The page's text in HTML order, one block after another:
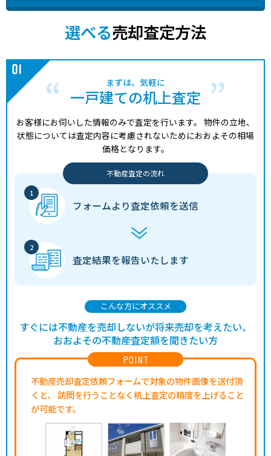
選べる売却査定方法
まずは、気軽に
一戸建ての机上査定
お客様にお伺いした情報のみで査定を行います。 物件の立地、
状態については査定内容に考慮されないためにおおよその相場
価格となります。
不動産査定の流れ
フォームより査定依頼を送信
査定結果を報告いたします
POINT
不動産売却査定依頼フォームで対象の物件画像を送付頂
くと、
訪問を行うことなく机上査定の精度を上げること
が可能です。
こんな方にオススメ
すぐには不動産を売却しないが将来売却を考えたい、
おおよその不動産査定額を聞きたい方